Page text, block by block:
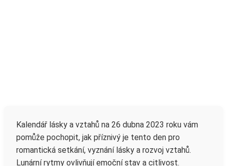
Kalendář lásky a vztahů na 26 dubna 2023 roku vám
pomůže pochopit, jak příznivý je tento den pro
romantická setkání, vyznání lásky a rozvoj vztahů.
Lunární rytmy ovlivňují emoční stav a citlivost.